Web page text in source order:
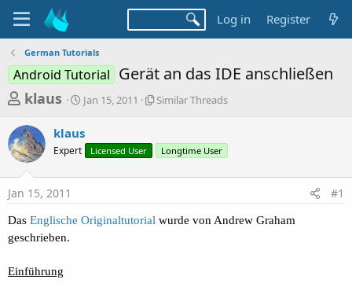
Log in Register
German Tutorials
Android Tutorial Gerät an das IDE anschließen
T
r
e
a
d
s
t
r
klaus
S
t
r
a
Jan 15, 2011
S
r
r
Similar Threads
klaus
Expert Licensed User Longtime User
Jan 15, 2011 #1
Das Englische Originaltutorial wurde von Andrew Graham
geschrieben.
Einführung